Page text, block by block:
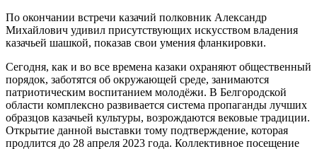
По окончании встречи казачий полковник Александр
Михайлович удивил присутствующих искусством владения
казачьей шашкой, показав свои умения фланкировки.
Сегодня, как и во все времена казаки охраняют общественный
порядок, заботятся об окружающей среде, занимаются
патриотическим воспитанием молодёжи. В Белгородской
области комплексно развивается система пропаганды лучших
образцов казачьей культуры, возрождаются вековые традиции.
Открытие данной выставки тому подтверждение, которая
продлится до 28 апреля 2023 года. Коллективное посещение